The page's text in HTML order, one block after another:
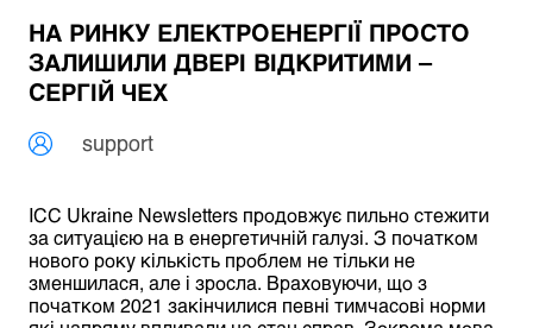
НА РИНКУ ЕЛЕКТРОЕНЕРГІЇ ПРОСТО
ЗАЛИШИЛИ ДВЕРІ ВІДКРИТИМИ –
СЕРГІЙ ЧЕХ
support
ICC Ukraine Newsletters продовжує пильно стежити
за ситуацією на в енергетичній галузі. З початком
нового року кількість проблем не тільки не
зменшилася, але і зросла. Враховуючи, що з
початком 2021 закінчилися певні тимчасові норми